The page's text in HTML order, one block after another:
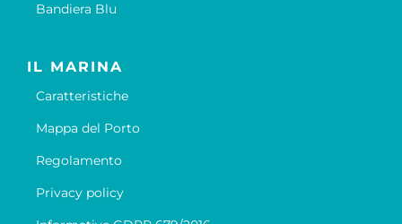
Bandiera Blu
IL MARINA
Caratteristiche
Mappa del Porto
Regolamento
Privacy policy